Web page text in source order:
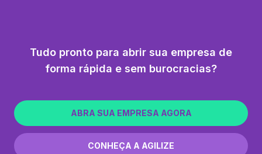
Tudo pronto para abrir sua empresa de
forma rápida e sem burocracias?
ABRA SUA EMPRESA AGORA
CONHEÇA A AGILIZE